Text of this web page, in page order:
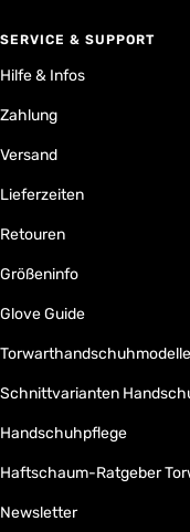
SERVICE & SUPPORT
Hilfe & Infos
Zahlung
Versand
Lieferzeiten
Retouren
Größeninfo
Glove Guide
Torwarthandschuhmodelle
Schnittvarianten
Handschuhpflege
Haftschaum-Ratgeber
Newsletter